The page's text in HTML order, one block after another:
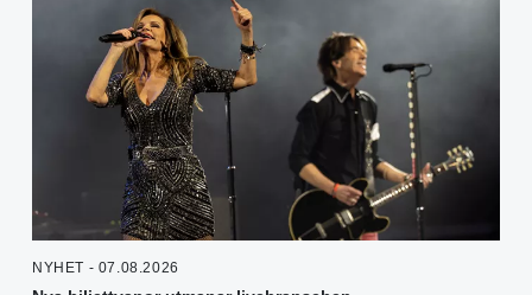
NYHET - 07.08.2026